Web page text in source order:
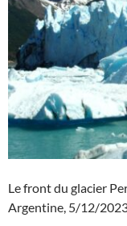
Le front du glacier
Argentine, 5/12/